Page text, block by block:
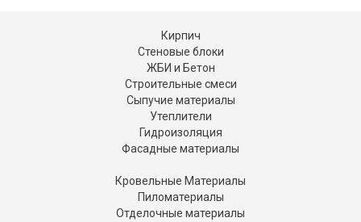
Кирпич
Стеновые блоки
ЖБИ и Бетон
Строительные смеси
Сыпучие материалы
Утеплители
Гидроизоляция
Фасадные материалы
Кровельные Материалы
Пиломатериалы
Отделочные материалы